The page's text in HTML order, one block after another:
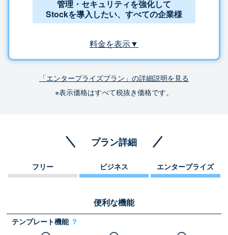
管理・セキュリティを強化して
Stockを導入したい、すべての企業様
料金を表示▼
「エンタープライズプラン」の詳細説明を見る
※表示価格はすべて税抜き価格です。
プラン詳細
フリー ビジネス エンタープライズ
便利な機能
テンプレート機能 ？